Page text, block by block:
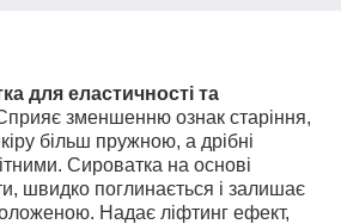
для еластичності та
зменшенню ознак старіння,
більш пружною, а дрібні
Сироватка на основі
швидко поглинається і залишає
Надає ліфтинг ефект,